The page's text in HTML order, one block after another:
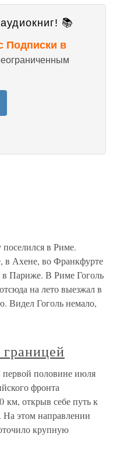
📚
Подписки в
в Риме.
в Ахене, во Франкфурте
Париже. В Риме Гоголь
на лето выезжал в
Видел Гоголь немало,
границей
первой половине июля
фронта
км, открыв себе путь к
этом направлении
крупную